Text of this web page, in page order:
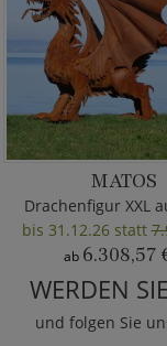
MATOS
Drachenfigur XXL
bis 31.12.26 statt
ab 6.308,57
WERDEN
und folgen Sie